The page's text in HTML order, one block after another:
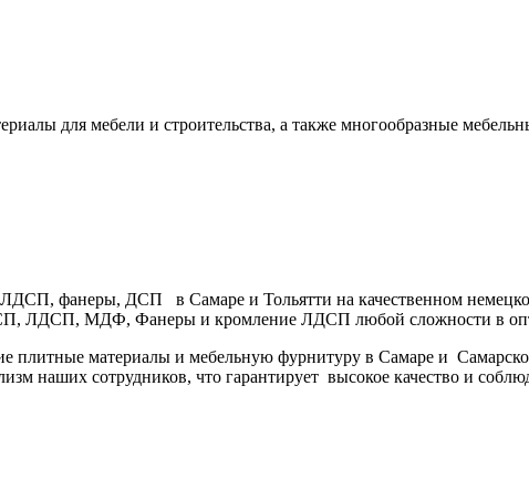
для мебели и строительства, а также многообразные
фанеры, ДСП в Самаре и Тольятти на качественном
ЛДСП, МДФ, Фанеры и кромление ЛДСП любой сложности в
материалы и мебельную фурнитуру в Самаре и
сотрудников, что гарантирует высокое качество и